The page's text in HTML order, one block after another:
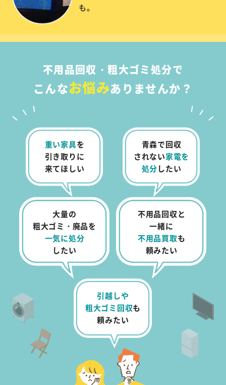
も。
不用品回収・粗大ゴミ処分で
こんなお悩みありませんか？
重い家具を
引き取りに
来てほしい
青森で回収
されない家電を
処分したい
大量の
粗大ゴミ・廃品を
一気に処分
したい
不用品回収と
一緒に
不用品買取も
頼みたい
引越しや
粗大ゴミ回収も
頼みたい